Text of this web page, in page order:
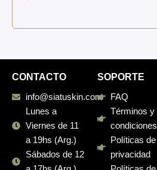
CONTACTO
info@siatuskin.com
Lunes a
Viernes de 11
a 19hs (Arg.)
Sábados de 12
SOPORTE
FAQ
Términos y
condiciones
Políticas de
privacidad